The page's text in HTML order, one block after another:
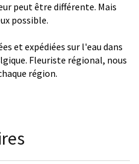
peut être différente. Mais
possible.
et expédiées sur l'eau dans
Fleuriste régional, nous
région.